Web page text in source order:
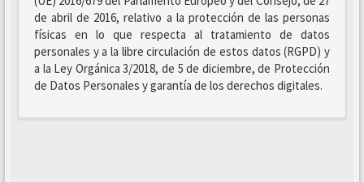
de abril de 2016, relativo a la protección de las personas
físicas en lo que respecta al tratamiento de datos
personales y a la libre circulación de estos datos (RGPD) y
a la Ley Orgánica 3/2018, de 5 de diciembre, de Protección
de Datos Personales y garantía de los derechos digitales.